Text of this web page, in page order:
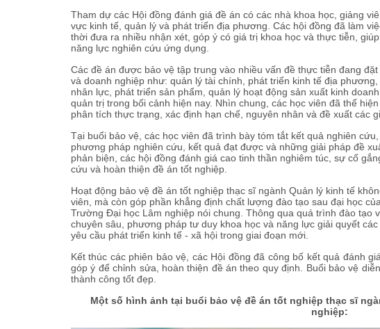
Tham dự các Hội đồng đánh giá đề án có các nhà khoa học, giảng
vực kinh tế, quản lý và phát triển địa phương. Các hội đồng đã làm
thời đưa ra nhiều nhận xét, góp ý có giá trị khoa học và thực tiễn,
năng lực nghiên cứu ứng dụng.
Các đề án được bảo vệ tập trung vào nhiều vấn đề thực tiễn đang
và doanh nghiệp như: quản lý tài chính, phát triển kinh tế địa
nhân lực, phát triển sản phẩm, quản lý hoạt động sản xuất kinh
quản trị trong bối cảnh hiện nay. Nhìn chung, các học viên đã thể
phân tích thực trạng, xác định hạn chế, nguyên nhân và đề xuất các
Tại buổi bảo vệ, các học viên đã trình bày tóm tắt kết quả nghiên
phương pháp nghiên cứu, kết quả đạt được và những giải pháp đề
phản biện, các hội đồng đánh giá cao tinh thần nghiêm túc, sự cố
cứu và hoàn thiện đề án tốt nghiệp.
Hoạt động bảo vệ đề án tốt nghiệp thạc sĩ ngành Quản lý kinh tế
viên, mà còn góp phần khẳng định chất lượng đào tạo sau đại học
Trường Đại học Lâm nghiệp nói chung. Thông qua quá trình đào tạo
chuyên sâu, phương pháp tư duy khoa học và năng lực giải quyết
yêu cầu phát triển kinh tế - xã hội trong giai đoạn mới.
Kết thúc các phiên bảo vệ, các Hội đồng đã công bố kết quả đánh
góp ý để chỉnh sửa, hoàn thiện đề án theo quy định. Buổi bảo vệ
thành công tốt đẹp.
Một số hình ảnh tại buổi bảo vệ đề án tốt nghiệp thạc sĩ
nghiệp: